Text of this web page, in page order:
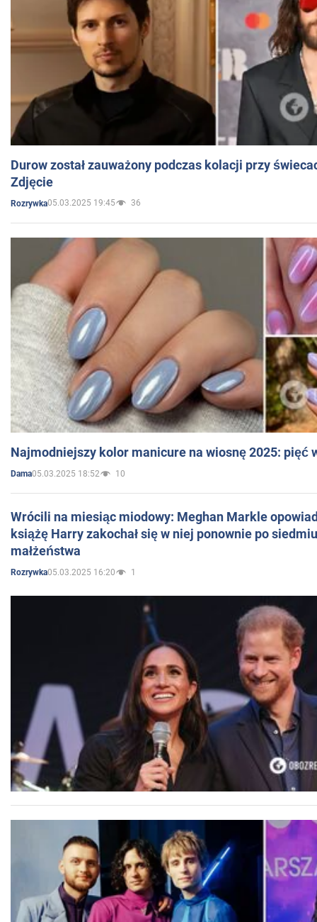
Durow został zauważony podczas kolacji przy
Zdjęcie
Rozrywka05.03.2025 19:45 36
Najmodniejszy kolor manicure na wiosnę 2025: pięć
Dama05.03.2025 18:52 10
Wrócili na miesiąc miodowy: Meghan Markle
książę Harry zakochał się w niej ponownie po
małżeństwa
Rozrywka05.03.2025 16:20 1